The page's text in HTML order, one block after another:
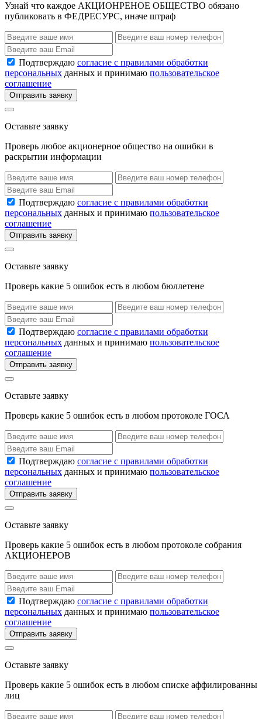
Узнай что каждое АКЦИОНРЕНОЕ ОБЩЕСТВО обязано
публиковать в ФЕДРЕСУРС, иначе штраф
Подтверждаю согласие с правилами обработки
персональных данных и принимаю пользовательское
соглашение
Отправить заявку
Оставьте заявку
Проверь любое акционерное общество на ошибки в
раскрытии информации
Подтверждаю согласие с правилами обработки
персональных данных и принимаю пользовательское
соглашение
Отправить заявку
Оставьте заявку
Проверь какие 5 ошибок есть в любом бюллетене
Подтверждаю согласие с правилами обработки
персональных данных и принимаю пользовательское
соглашение
Отправить заявку
Оставьте заявку
Проверь какие 5 ошибок есть в любом протоколе ГОСА
Подтверждаю согласие с правилами обработки
персональных данных и принимаю пользовательское
соглашение
Отправить заявку
Оставьте заявку
Проверь какие 5 ошибок есть в любом протоколе собрания
АКЦИОНЕРОВ
Подтверждаю согласие с правилами обработки
персональных данных и принимаю пользовательское
соглашение
Отправить заявку
Оставьте заявку
Проверь какие 5 ошибок есть в любом списке аффилированны
лиц